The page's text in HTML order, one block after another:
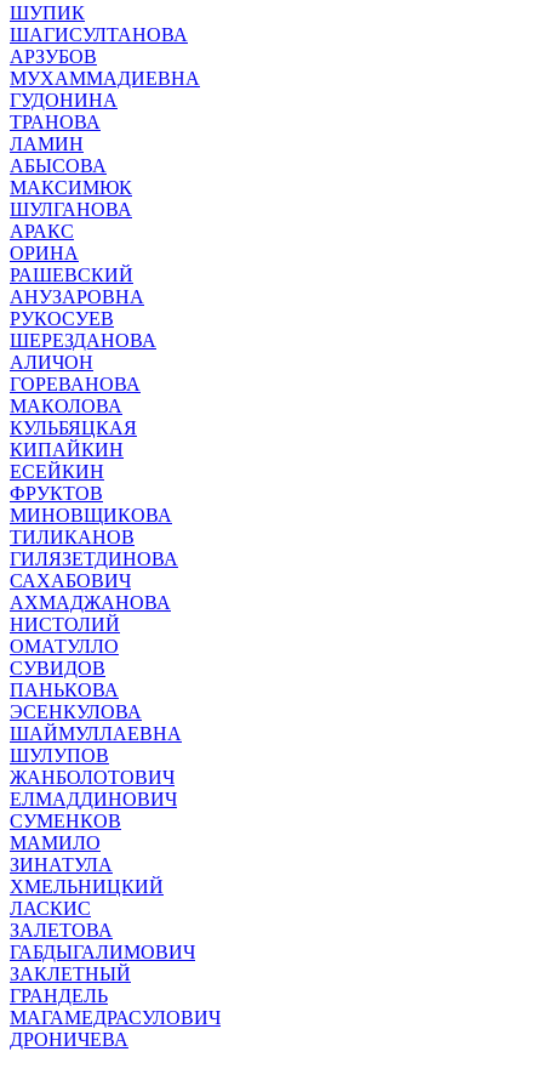
ШУПИК
ШАГИСУЛТАНОВА
АРЗУБОВ
МУХАММАДИЕВНА
ГУДОНИНА
ТРАНОВА
ЛАМИН
АБЫСОВА
МАКСИМЮК
ШУЛГАНОВА
АРАКС
ОРИНА
РАШЕВСКИЙ
АНУЗАРОВНА
РУКОСУЕВ
ШЕРЕЗДАНОВА
АЛИЧОН
ГОРЕВАНОВА
МАКОЛОВА
КУЛЬБЯЦКАЯ
КИПАЙКИН
ЕСЕЙКИН
ФРУКТОВ
МИНОВЩИКОВА
ТИЛИКАНОВ
ГИЛЯЗЕТДИНОВА
САХАБОВИЧ
АХМАДЖАНОВА
НИСТОЛИЙ
ОМАТУЛЛО
СУВИДОВ
ПАНЬКОВА
ЭСЕНКУЛОВА
ШАЙМУЛЛАЕВНА
ШУЛУПОВ
ЖАНБОЛОТОВИЧ
ЕЛМАДДИНОВИЧ
СУМЕНКОВ
МАМИЛО
ЗИНАТУЛА
ХМЕЛЬНИЦКИЙ
ЛАСКИС
ЗАЛЕТОВА
ГАБДЫГАЛИМОВИЧ
ЗАКЛЕТНЫЙ
ГРАНДЕЛЬ
МАГАМЕДРАСУЛОВИЧ
ДРОНИЧЕВА